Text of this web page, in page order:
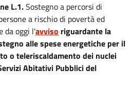
L.1.Sostegno a percorsi di
a rischio di povertà ed
da oggi l'avviso riguardante la
alle spese energetiche per il
o teleriscaldamento dei nuclei
Abitativi Pubblici del